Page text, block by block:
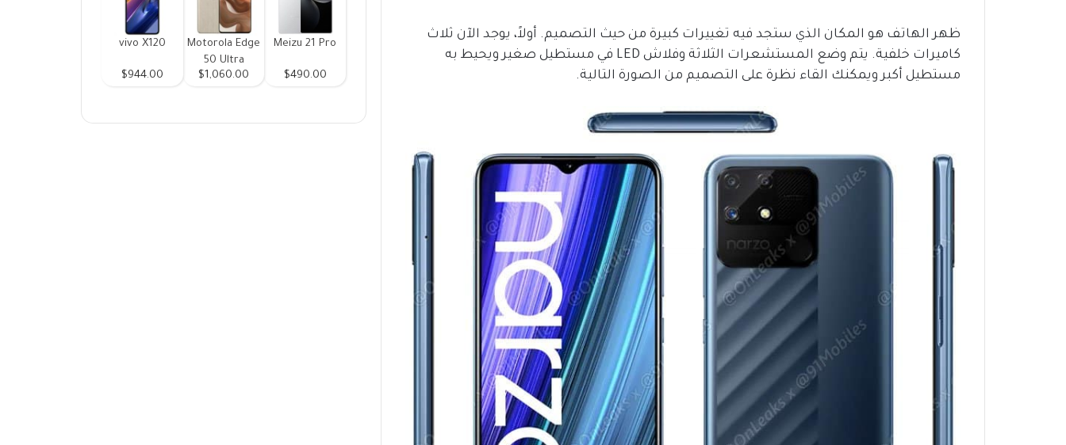
ظهر الهاتف هو المكان الذي ستجد فيه تغييرات كبيرة من حيث التصميم. أولاً، يوجد الآن ثلاث
كاميرات خلفية. يتم وضع المستشعرات الثلاثة وفلاش LED في مستطيل صغير ويحيط به
مستطيل أكبر ويمكنك القاء نظرة على التصميم من الصورة التالية.
Meizu 21 Pro
$490.00
Motorola Edge
50 Ultra
$1,060.00
vivo X120
$944.00